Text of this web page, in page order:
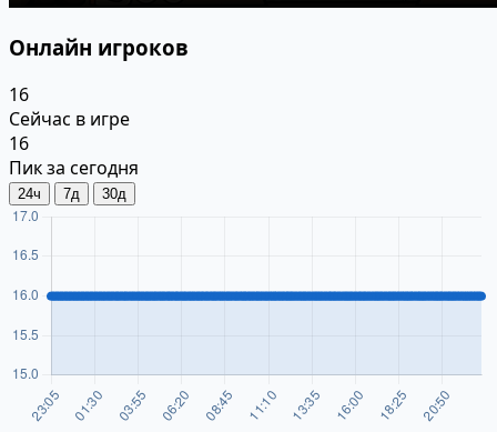
Онлайн игроков
16
Сейчас в игре
16
Пик за сегодня
24ч 7д 30д